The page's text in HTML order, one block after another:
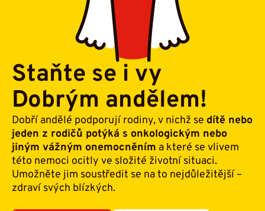
Staňte se i vy
Dobrým andělem!
Dobří andělé podporují rodiny, v nichž se dítě nebo
jeden z rodičů potýká s onkologickým nebo
jiným vážným onemocněním a které se vlivem
této nemoci ocitly ve složité životní situaci.
Umožněte jim soustředit se na to nejdůležitější –
zdraví svých blízkých.